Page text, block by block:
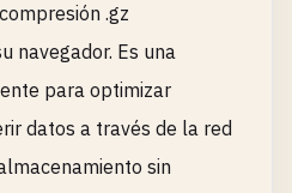
.gz
navegador. Es una
para optimizar
datos a través de la red
sin